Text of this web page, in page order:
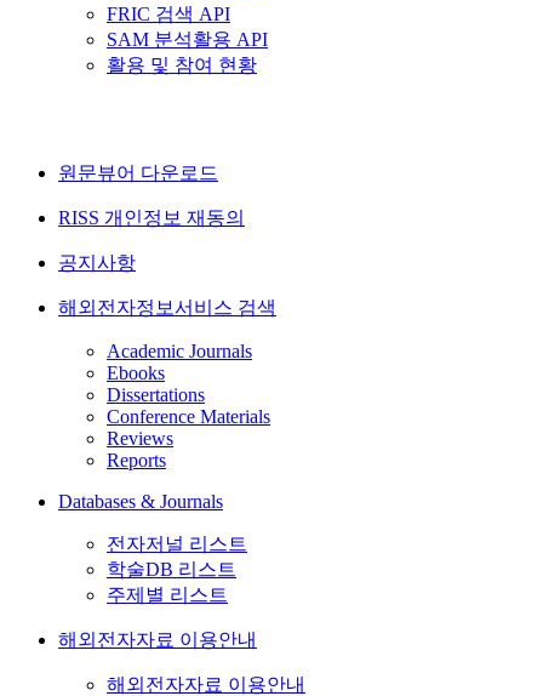
FRIC 검색 API
SAM 분석활용 API
활용 및 참여 현황
원문뷰어 다운로드
RISS 개인정보 재동의
공지사항
해외전자정보서비스 검색
Academic Journals
Ebooks
Dissertations
Conference Materials
Reviews
Reports
Databases & Journals
전자저널 리스트
학술DB 리스트
주제별 리스트
해외전자자료 이용안내
해외전자자료 이용안내